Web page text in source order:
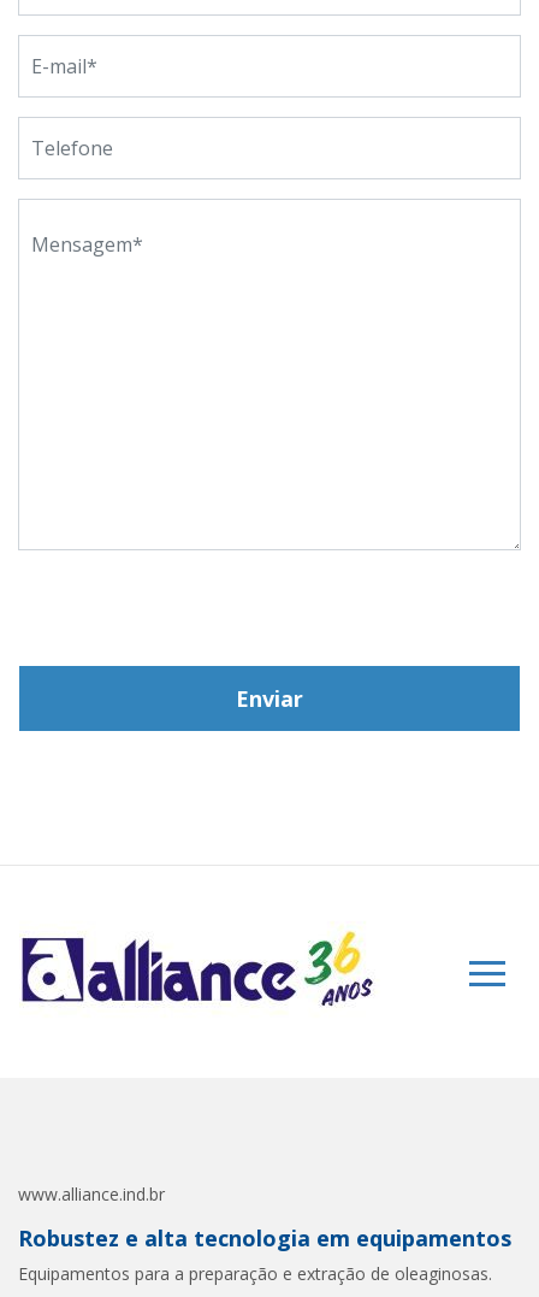
www.alliance.ind.br
Robustez e alta tecnologia em equipamentos
Equipamentos para a preparação e extração de oleaginosas.